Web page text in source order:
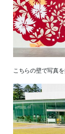
こちらの壁で写真